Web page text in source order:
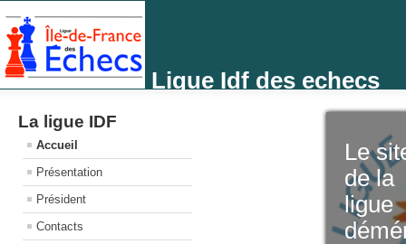
Ligue Idf des echecs
La ligue IDF
Accueil
Présentation
Président
Contacts
Le
de la
ligue